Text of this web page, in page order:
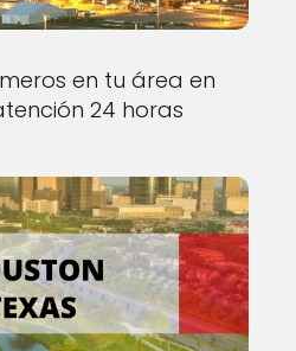
en tu área en
24 horas